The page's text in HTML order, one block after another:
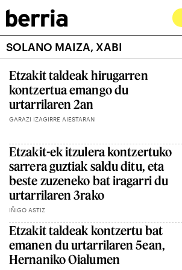
SOLANO MAIZA, XABI
Etzakit taldeak hirugarren
kontzertua emango du
urtarrilaren 2an
GARAZI IZAGIRRE AIESTARAN
Etzakit-ek itzulera kontzertuko
sarrera guztiak saldu ditu, eta
beste zuzeneko bat iragarri du
urtarrilaren 3rako
IÑIGO ASTIZ
Etzakit taldeak kontzertu bat
emanen du urtarrilaren 5ean,
Hernaniko Oialumen